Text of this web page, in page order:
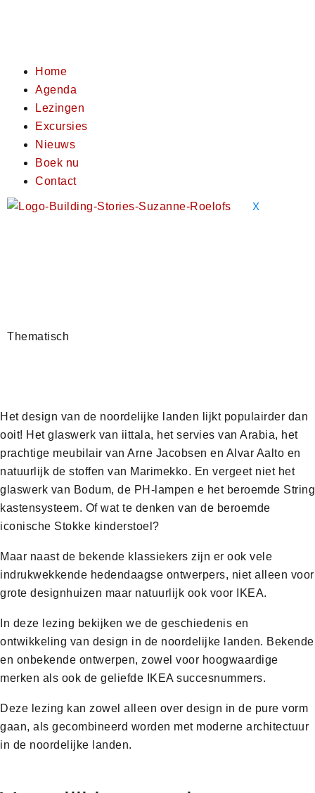
Home
Agenda
Lezingen
Excursies
Nieuws
Boek nu
Contact
X
Thematisch
Het design van de noordelijke landen lijkt populairder dan
ooit! Het glaswerk van iittala, het servies van Arabia, het
prachtige meubilair van Arne Jacobsen en Alvar Aalto en
natuurlijk de stoffen van Marimekko. En vergeet niet het
glaswerk van Bodum, de PH-lampen e het beroemde String
kastensysteem. Of wat te denken van de beroemde
iconische Stokke kinderstoel?
Maar naast de bekende klassiekers zijn er ook vele
indrukwekkende hedendaagse ontwerpers, niet alleen voor
grote designhuizen maar natuurlijk ook voor IKEA.
In deze lezing bekijken we de geschiedenis en
ontwikkeling van design in de noordelijke landen. Bekende
en onbekende ontwerpen, zowel voor hoogwaardige
merken als ook de geliefde IKEA succesnummers.
Deze lezing kan zowel alleen over design in de pure vorm
gaan, als gecombineerd worden met moderne architectuur
in de noordelijke landen.